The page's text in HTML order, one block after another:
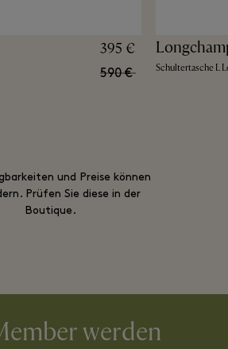
395 €
590 € Schultertasche L
und Preise können
Prüfen Sie diese in der
Boutique.
werden